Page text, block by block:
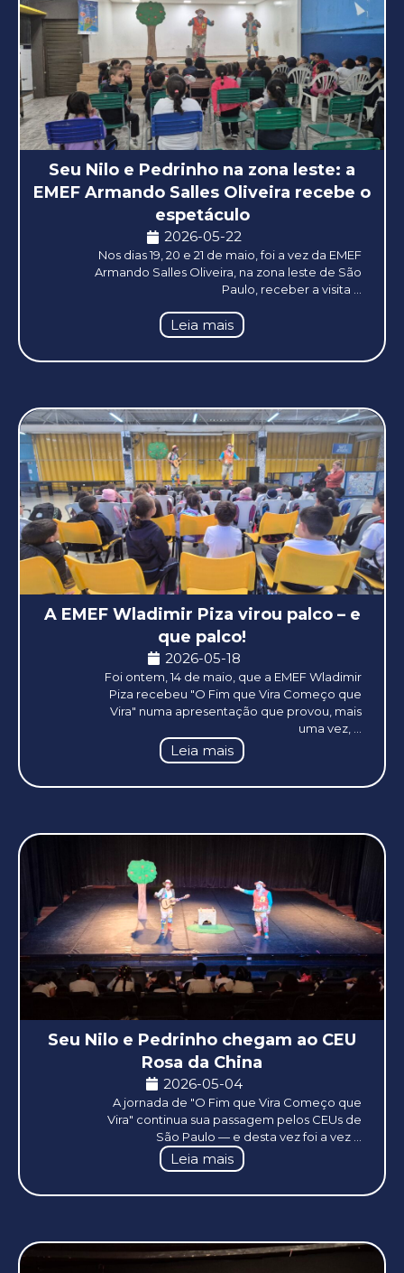
Seu Nilo e Pedrinho na zona leste: a
EMEF Armando Salles Oliveira recebe o
espetáculo
2026-05-22
Nos dias 19, 20 e 21 de maio, foi a vez da EMEF
Armando Salles Oliveira, na zona leste de São
Paulo, receber a visita ...
Leia mais
A EMEF Wladimir Piza virou palco – e
que palco!
2026-05-18
Foi ontem, 14 de maio, que a EMEF Wladimir
Piza recebeu "O Fim que Vira Começo que
Vira" numa apresentação que provou, mais
uma vez, ...
Leia mais
Seu Nilo e Pedrinho chegam ao CEU
Rosa da China
2026-05-04
A jornada de "O Fim que Vira Começo que
Vira" continua sua passagem pelos CEUs de
São Paulo — e desta vez foi a vez ...
Leia mais